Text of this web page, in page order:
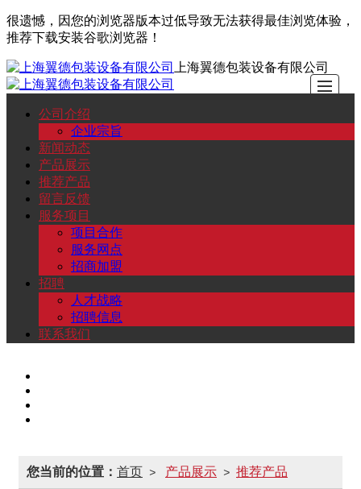
很遗憾，因您的浏览器版本过低导致无法获得最佳浏览体验，
推荐下载安装谷歌浏览器！
上海翼德包装设备有限公司
公
介
新
闻
动
态 示
公司介绍
企业宗旨
新闻动态
产品展示
推荐产品
留言反馈
服务项目
项目合作
服务网点
招商加盟
招聘
人才战略
招聘信息
联系我们
您当前的位置： 首页 > 产品展示 > 推荐产品